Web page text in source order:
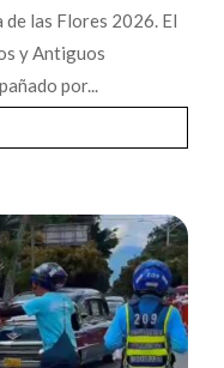
las Flores 2026. El
y Antiguos
por...